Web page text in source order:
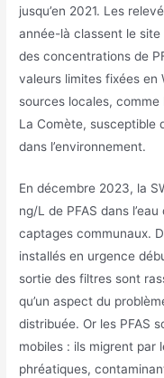
jusqu’en 2021. Les
année-là classent le
des concentrations de
valeurs limites fixées en
sources locales, comme
La Comète, susceptible
dans l’environnement.
En décembre 2023, la
ng/L de PFAS dans
captages communaux.
installés en urgence
sortie des filtres sont
qu’un aspect du
distribuée. Or les PFAS
mobiles : ils migrent par
phréatiques,